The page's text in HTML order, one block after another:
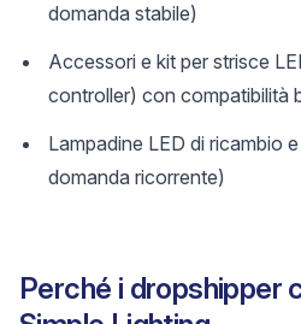
domanda stabile)
Accessori e kit per strisce
controller) con compatibilità
Lampadine LED di ricambio
domanda ricorrente)
Perché i dropshipper